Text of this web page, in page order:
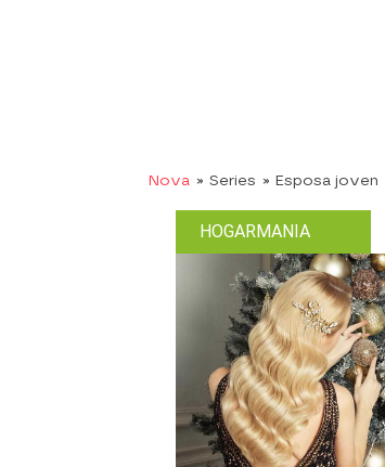
Nova » Series » Esposa joven
HOGARMANIA